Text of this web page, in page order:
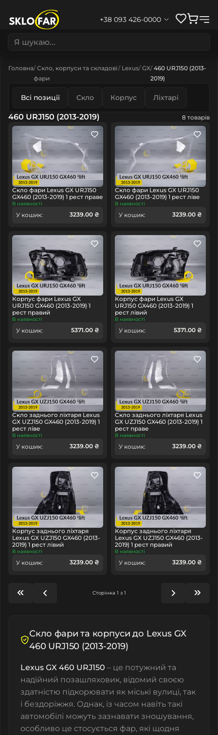
+38 093 426-0000
Головна Скло, корпуси та складові
фари
Lexus GX 460 URJ150 (2013-
2019)
Всі позиції Скло Корпус Ліхтарі
460 URJ150 (2013-2019) 8 товарів
Скло фари Lexus GX URJ150
GX460 (2013-2019) 1 рест праве
В наявності
У кошик: 3239.00 ₴
Скло фари Lexus GX URJ150
GX460 (2013-2019) 1 рест ліве
В наявності
У кошик: 3239.00 ₴
Корпус фари Lexus GX
URJ150 GX460 (2013-2019) 1
рест правий
В наявності
У кошик: 5371.00 ₴
Корпус фари Lexus GX
URJ150 GX460 (2013-2019) 1
рест лівий
В наявності
У кошик: 5371.00 ₴
Скло заднього ліхтаря Lexus
GX UZJ150 GX460 (2013-2019) 1
рест ліве
В наявності
У кошик: 3239.00 ₴
Скло заднього ліхтаря Lexus
GX UZJ150 GX460 (2013-2019) 1
рест праве
В наявності
У кошик: 3239.00 ₴
Корпус заднього ліхтаря
Lexus GX UZJ150 GX460 (2013-
2019) 1 рест лівий
В наявності
У кошик: 3239.00 ₴
Корпус заднього ліхтаря
Lexus GX UZJ150 GX460 (2013-
2019) 1 рест правий
В наявності
У кошик: 3239.00 ₴
Сторінка 1 з 1
Скло фари та корпуси до Lexus GX
460 URJ150 (2013-2019)
Lexus GX 460 URJ150 – це потужний та
надійний позашляховик, відомий своєю
здатністю підкорювати як міські вулиці, так
і бездоріжжя. Однак, із часом навіть такі
автомобілі можуть зазнавати зношування,
особливо це стосується фар, які щодня